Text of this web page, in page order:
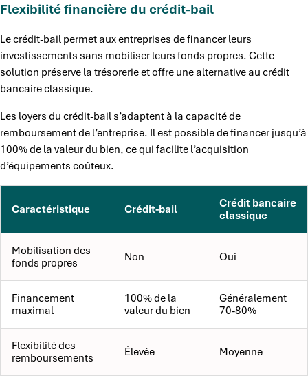
Flexibilité financière du crédit-bail
Le crédit-bail permet aux entreprises de financer leurs
investissements sans mobiliser leurs fonds propres. Cette
solution préserve la trésorerie et offre une alternative au crédit
bancaire classique.
Les loyers du crédit-bail s’adaptent à la capacité de
remboursement de l’entreprise. Il est possible de financer jusqu’à
100% de la valeur du bien, ce qui facilite l’acquisition
d’équipements coûteux.
Caractéristique Crédit-bail
Crédit bancaire
classique
Mobilisation des
fonds propres
Non Oui
Financement
maximal
100% de la
valeur du bien
Généralement
70-80%
Flexibilité des
remboursements
Élevée Moyenne